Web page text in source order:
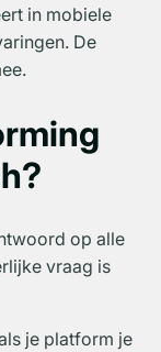
in mobiele
De
op alle
vraag is
je platform je